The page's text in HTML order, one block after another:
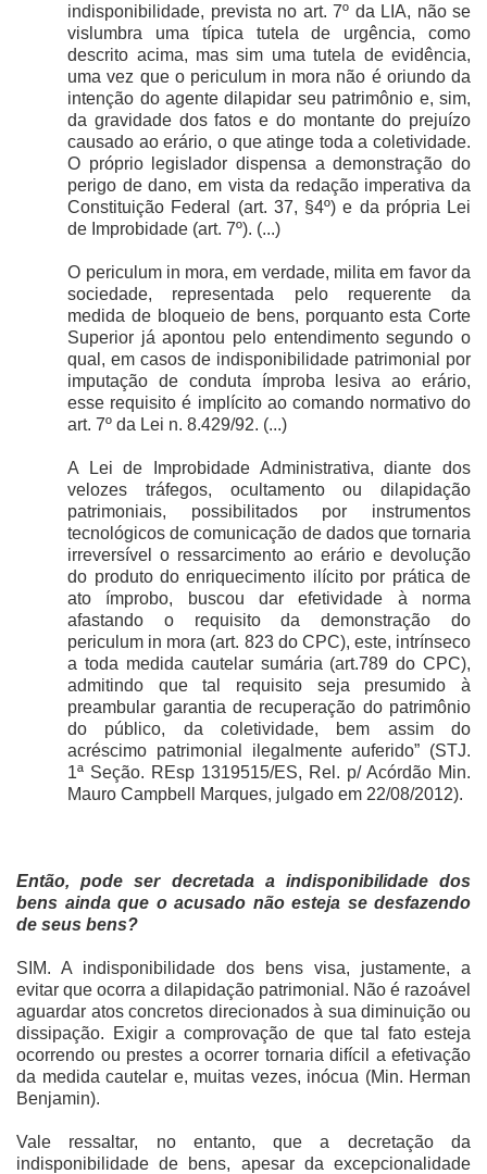
indisponibilidade, prevista no art. 7º da LIA, não se
vislumbra uma típica tutela de urgência, como
descrito acima, mas sim uma tutela de evidência,
uma vez que o periculum in mora não é oriundo da
intenção do agente dilapidar seu patrimônio e, sim,
da gravidade dos fatos e do montante do prejuízo
causado ao erário, o que atinge toda a coletividade.
O próprio legislador dispensa a demonstração do
perigo de dano, em vista da redação imperativa da
Constituição Federal (art. 37, §4º) e da própria Lei
de Improbidade (art. 7º). (...)
O periculum in mora, em verdade, milita em favor da
sociedade, representada pelo requerente da
medida de bloqueio de bens, porquanto esta Corte
Superior já apontou pelo entendimento segundo o
qual, em casos de indisponibilidade patrimonial por
imputação de conduta ímproba lesiva ao erário,
esse requisito é implícito ao comando normativo do
art. 7º da Lei n. 8.429/92. (...)
A Lei de Improbidade Administrativa, diante dos
velozes tráfegos, ocultamento ou dilapidação
patrimoniais, possibilitados por instrumentos
tecnológicos de comunicação de dados que tornaria
irreversível o ressarcimento ao erário e devolução
do produto do enriquecimento ilícito por prática de
ato ímprobo, buscou dar efetividade à norma
afastando o requisito da demonstração do
periculum in mora (art. 823 do CPC), este, intrínseco
a toda medida cautelar sumária (art.789 do CPC),
admitindo que tal requisito seja presumido à
preambular garantia de recuperação do patrimônio
do público, da coletividade, bem assim do
acréscimo patrimonial ilegalmente auferido” (STJ.
1ª Seção. REsp 1319515/ES, Rel. p/ Acórdão Min.
Mauro Campbell Marques, julgado em 22/08/2012).
Então, pode ser decretada a indisponibilidade dos
bens ainda que o acusado não esteja se desfazendo
de seus bens?
SIM. A indisponibilidade dos bens visa, justamente, a
evitar que ocorra a dilapidação patrimonial. Não é razoável
aguardar atos concretos direcionados à sua diminuição ou
dissipação. Exigir a comprovação de que tal fato esteja
ocorrendo ou prestes a ocorrer tornaria difícil a efetivação
da medida cautelar e, muitas vezes, inócua (Min. Herman
Benjamin).
Vale ressaltar, no entanto, que a decretação da
indisponibilidade de bens, apesar da excepcionalidade